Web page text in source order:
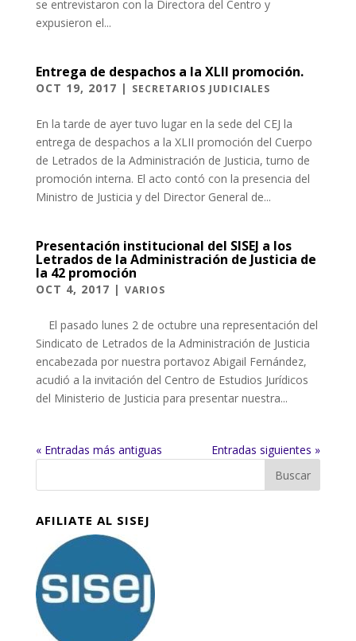
se entrevistaron con la Directora del Centro y
expusieron el...
Entrega de despachos a la XLII promoción.
OCT 19, 2017 | SECRETARIOS JUDICIALES
En la tarde de ayer tuvo lugar en la sede del CEJ la
entrega de despachos a la XLII promoción del Cuerpo
de Letrados de la Administración de Justicia, turno de
promoción interna. El acto contó con la presencia del
Ministro de Justicia y del Director General de...
Presentación institucional del SISEJ a los
Letrados de la Administración de Justicia de
la 42 promoción
OCT 4, 2017 | VARIOS
El pasado lunes 2 de octubre una representación del
Sindicato de Letrados de la Administración de Justicia
encabezada por nuestra portavoz Abigail Fernández,
acudió a la invitación del Centro de Estudios Jurídicos
del Ministerio de Justicia para presentar nuestra...
« Entradas más antiguas Entradas siguientes »
AFILIATE AL SISEJ